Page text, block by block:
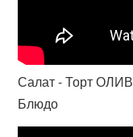
Салат - Торт
Блюдо